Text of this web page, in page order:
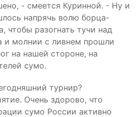
- смеется Куринной. - Ну и
напрячь волю борца-
чтобы разогнать тучи над
и молнии с ливнем прошли
на нашей стороне, на
сумо.
турнир?
Очень здорово, что
сумо России активно